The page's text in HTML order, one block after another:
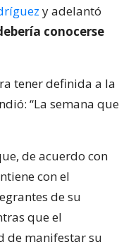
y adelantó
conocerse
tener definida a la
“La semana que
de acuerdo con
con el
de su
que el
de manifestar su